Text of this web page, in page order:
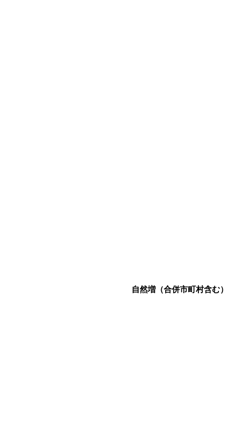
自然増（合併市町村含む